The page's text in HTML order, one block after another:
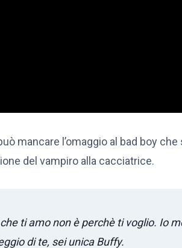
mancare l’omaggio al bad boy
del vampiro alla cacciatrice.
ti amo non è perchè ti voglio. Io
di te, sei unica Buffy.